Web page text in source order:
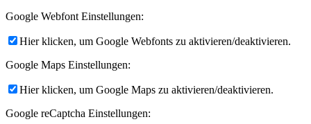
Google Webfont Einstellungen:
Hier klicken, um Google Webfonts zu aktivieren/deaktivieren.
Google Maps Einstellungen:
Hier klicken, um Google Maps zu aktivieren/deaktivieren.
Google reCaptcha Einstellungen: